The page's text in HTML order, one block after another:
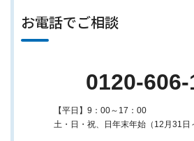
お電話でご相談
0120-606-
【平日】9：00～17：00
土・日・祝、日年末年始（12月31日